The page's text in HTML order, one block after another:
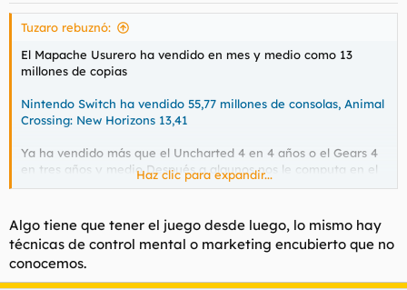
Tuzaro rebuznó:
El Mapache Usurero ha vendido en mes y medio como 13
millones de copias
Nintendo Switch ha vendido 55,77 millones de consolas, Animal
Crossing: New Horizons 13,41
Ya ha vendido más que el Uncharted 4 en 4 años o el Gears 4
en tres años y medio Después a algunos nos le computa en el
cerebelo que Nintendo no necesita rebajar a 20-30€ sus
No está mal para una compañía de cartoneros y moñecos.
Haz clic para expandir...
Algo tiene que tener el juego desde luego, lo mismo hay
técnicas de control mental o marketing encubierto que no
conocemos.